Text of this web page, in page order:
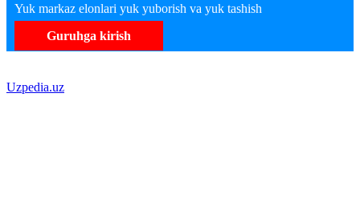
Yuk markaz elonlari yuk yuborish va yuk tashish
Guruhga kirish
Uzpedia.uz